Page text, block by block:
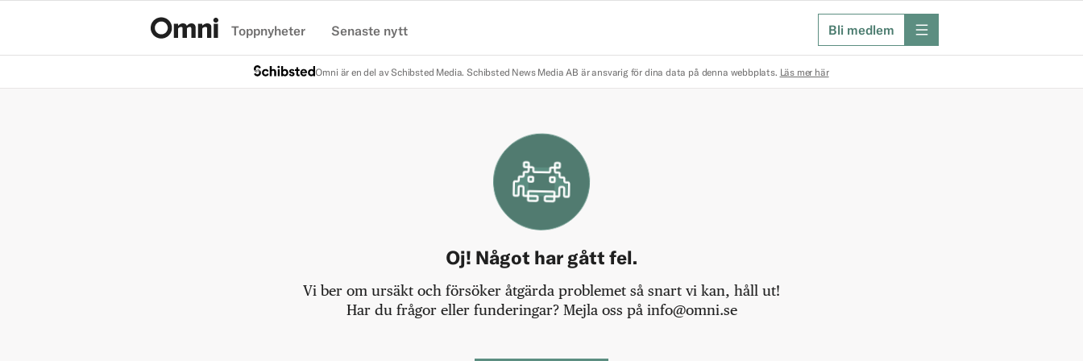
Toppnyheter Senaste nytt Bli medlem meny
Omni är en del av Schibsted Media. Schibsted News Media AB är ansvarig för dina data på denna webbplats. Läs mer här
Oj! Något har gått fel.
Vi ber om ursäkt och försöker åtgärda problemet så snart vi kan, håll ut!
Har du frågor eller funderingar? Mejla oss på info@omni.se